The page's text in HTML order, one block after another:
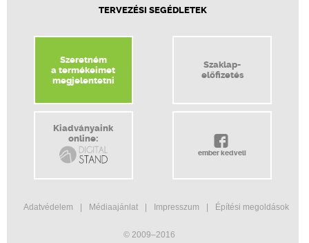
TERVEZÉSI SEGÉDLETEK
Szeretném
a termékeimet
megjelentetni
Szaklap-
előfizetés
Kiadványaink
online:
ember kedveli
Adatvédelem Médiaajánlat Impresszum Építési megoldások
© 2009–2016